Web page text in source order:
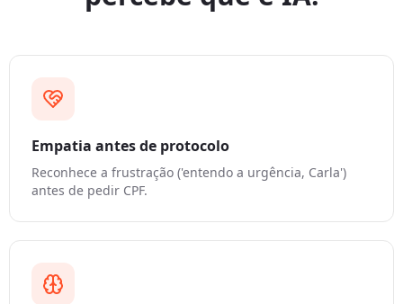
Empatia antes de protocolo
Reconhece a frustração ('entendo a urgência, Carla')
antes de pedir CPF.